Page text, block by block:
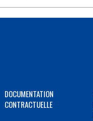
DOCUMENTATION
CONTRACTUELLE